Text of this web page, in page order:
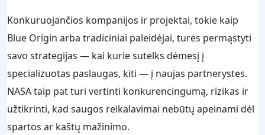
Konkuruojančios kompanijos ir projektai, tokie kaip
Blue Origin arba tradiciniai paleidėjai, turės permąstyti
savo strategijas — kai kurie sutelks dėmesį į
specializuotas paslaugas, kiti — į naujas partnerystes.
NASA taip pat turi vertinti konkurencingumą, rizikas ir
užtikrinti, kad saugos reikalavimai nebūtų apeinami dėl
spartos ar kaštų mažinimo.